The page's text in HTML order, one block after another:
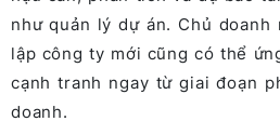
như quản lý dự án. Chủ doanh
lập công ty mới cũng có thể
cạnh tranh ngay từ giai đoạn
doanh.